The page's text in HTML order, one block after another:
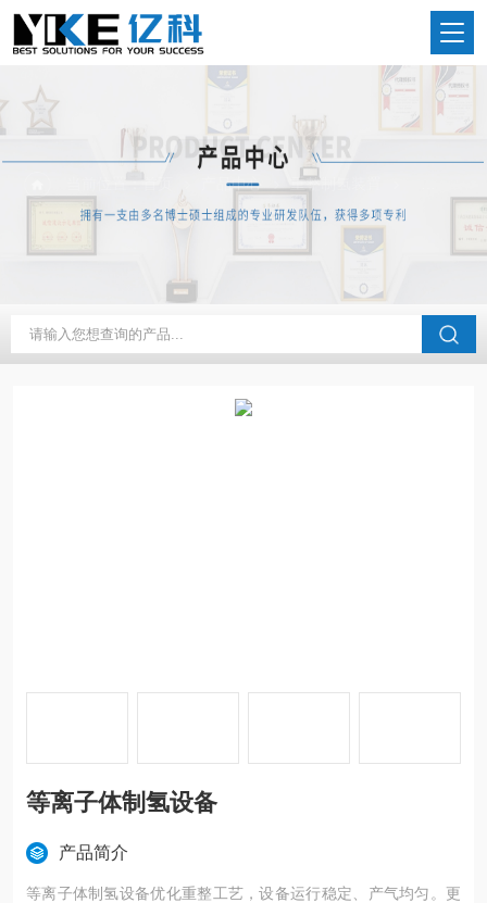
当前位置：首页 产品中心 重整制氢装置
等离子体制氢设备
产品简介
等离子体制氢设备优化重整工艺，设备运行稳定、产气均匀。更